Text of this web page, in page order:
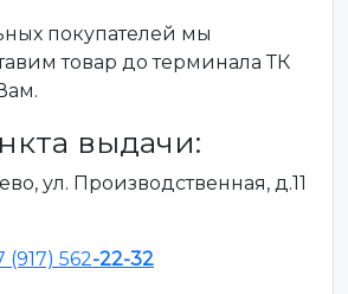
покупателей мы
товар до терминала ТК
выдачи:
ул. Производственная, д.11
(917) 562-22-32